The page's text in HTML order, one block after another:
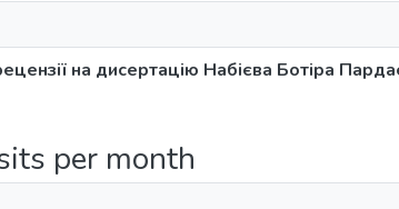
на дисертацію Набієва Ботіра
per month